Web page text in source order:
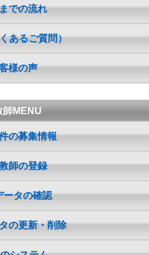
での流れ
あるご質問）
様の声
師MENU
の募集情報
師の登録
ータの確認
の更新・削除